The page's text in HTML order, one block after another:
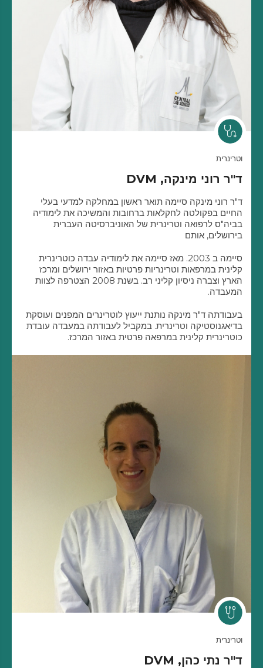
וטרינרית
ד"ר רוני מינקה, DVM
ד"ר רוני מינקה סיימה תואר ראשון במחלקה למדעי בעלי
החיים בפקולטה לחקלאות ברחובות והמשיכה את לימודיה
בביה"ס לרפואה וטרינרית של האוניברסיטה העברית
בירושלים, אותם
סיימה ב 2003. מאז סיימה את לימודיה עבדה כוטרינרית
קלינית במרפאות וטרינריות פרטיות באזור ירושלים ומרכז
הארץ וצברה ניסיון קליני רב. בשנת 2008 הצטרפה לצוות
המעבדה.
בעבודתה ד"ר מינקה נותנת ייעוץ לוטרינרים המפנים ועוסקת
בדיאגנוסטיקה וטרינרית. במקביל לעבודתה במעבדה עובדת
כוטרינרית קלינית במרפאה פרטית באזור המרכז.
וטרינרית
ד"ר נתי כהן, DVM